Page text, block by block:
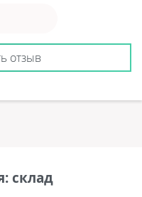
отзыв
склад